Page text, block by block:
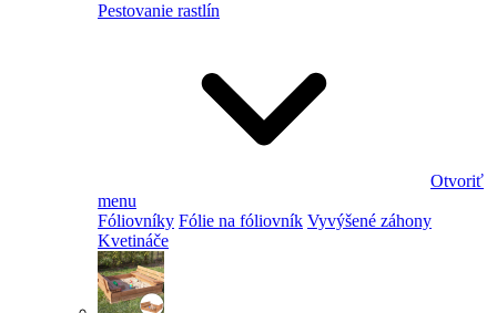
Pestovanie rastlín
Otvoriť
menu
Fóliovníky Fólie na fóliovník Vyvýšené záhony
Kvetináče